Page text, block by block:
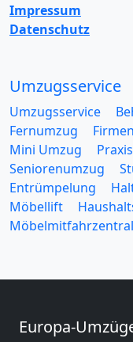
Impressum
Datenschutz
Umzugsservice
Umzugsservice
Fernumzug
Mini Umzug
Seniorenumzug
Entrümpelung
Möbellift
Europa-